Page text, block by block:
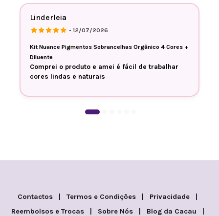
Linderleia
• 12/07/2026
Kit Nuance Pigmentos Sobrancelhas Orgânico 4 Cores +
Diluente
Comprei o produto e amei é fácil de trabalhar
cores lindas e naturais
Contactos Termos e Condições Privacidade
Reembolsos e Trocas| Sobre Nós| Blog da Cacau